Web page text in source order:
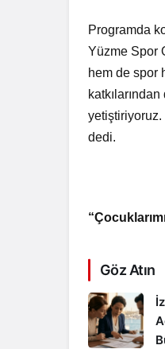
Programda
Yüzme Spor
hem de spor
yetiştiriyoruz.
dedi.
Göz Atın